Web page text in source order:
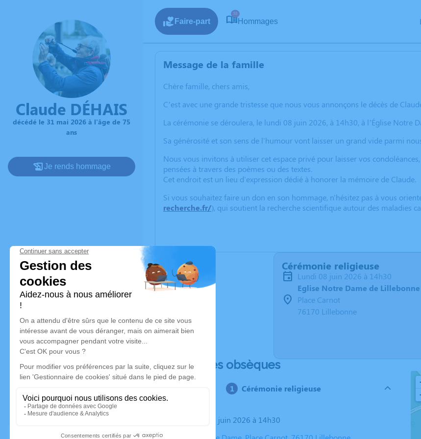
Claude DÉHAIS
décédé le 31 mai 2026 à l'âge de 75
ans
Je rends hommage
Faire-part
53
Hommages
Message de la famille
Chère famille, chers amis,
C’est avec une grande tristesse que nous vous annonçons le décès de
La cérémonie se déroulera, le lundi 08 juin 2026, à 14h30, à l’Église Notre
Sa générosité et son sens de l'humour vont laisser un grand vide parmi
Nous vous invitons à utiliser cet espace privé pour laisser vos
pensées à travers des poèmes ou des textes.
Cet endroit est un lieu d'expression dédié à honorer la mémoire de Claude.
Si vous souhaitez faire un don en son hommage, n'hésitez pas à vous
recherche.fr/), qui soutient la recherche scientifique autour des maladies
Cérémonie religieuse
lundi 08 juin 2026 à 14h30
Eglise Notre Dame de Lillebonne
Place Carnot
76170 Lillebonne
Déroulé des obsèques
Cérémonie religieuse
Le lundi 08 juin 2026 à 14h30